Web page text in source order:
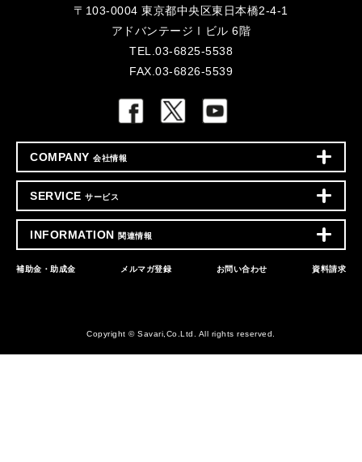
〒103-0004 東京都中央区東日本橋2-4-1
アドバンテージⅠビル 6階
TEL.03-6825-5538
FAX.03-6826-5539
COMPANY 会社情報
SERVICE サービス
INFORMATION 関連情報
補助金・助成金 メルマガ登録 お問い合わせ 資料請求
Copyright © Savari,Co.Ltd. All rights reserved.